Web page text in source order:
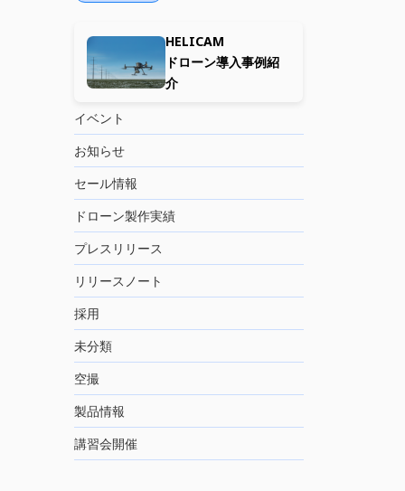
HELICAM
ドローン導入事例紹
介
イベント
お知らせ
セール情報
ドローン製作実績
プレスリリース
リリースノート
採用
未分類
空撮
製品情報
講習会開催